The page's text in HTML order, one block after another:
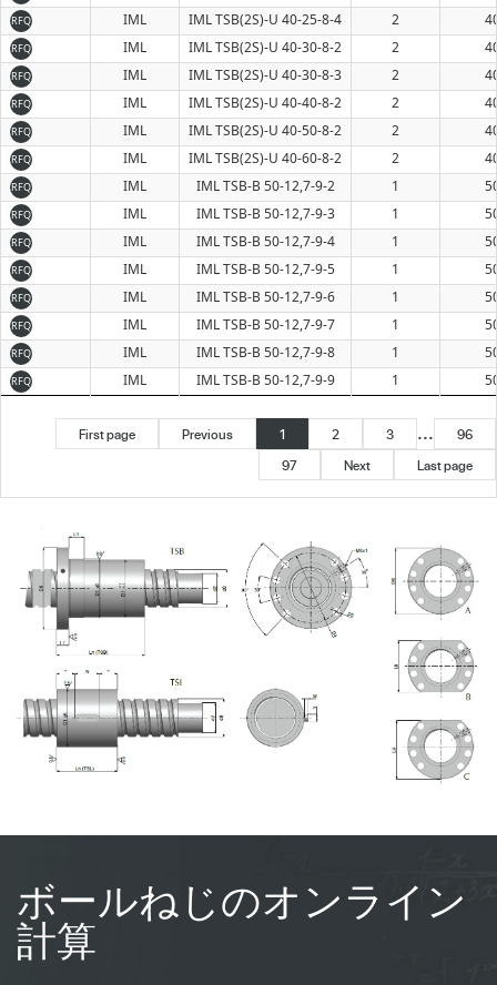
RFQ IML IML TSB(2S)-U 40-25-8-4 2
RFQ IML IML TSB(2S)-U 40-30-8-2 2
RFQ IML IML TSB(2S)-U 40-30-8-3 2
RFQ IML IML TSB(2S)-U 40-40-8-2 2
RFQ IML IML TSB(2S)-U 40-50-8-2 2
RFQ IML IML TSB(2S)-U 40-60-8-2 2
RFQ IML IML TSB-B 50-12,7-9-2 1
RFQ IML IML TSB-B 50-12,7-9-3 1
RFQ IML IML TSB-B 50-12,7-9-4 1
RFQ IML IML TSB-B 50-12,7-9-5 1
RFQ IML IML TSB-B 50-12,7-9-6 1
RFQ IML IML TSB-B 50-12,7-9-7 1
RFQ IML IML TSB-B 50-12,7-9-8 1
RFQ IML IML TSB-B 50-12,7-9-9 1
First page Previous 1 2 3 ...
96
97
Next Last page
ボールねじのオンライン
計算